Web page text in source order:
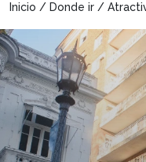
Inicio / Donde ir /